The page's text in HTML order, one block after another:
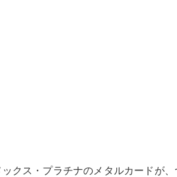
クス・プラチナのメタルカードが、